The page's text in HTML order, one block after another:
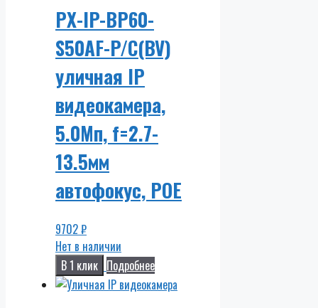
PX-IP-BP60-
S50AF-P/C(BV)
уличная IP
видеокамера,
5.0Мп, f=2.7-
13.5мм
автофокус, POE
9702₽
Нет в наличии
В 1 клик Подробнее